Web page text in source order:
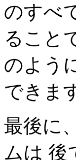
のすべ
ること
のよう
できま
最後に
ムは 後